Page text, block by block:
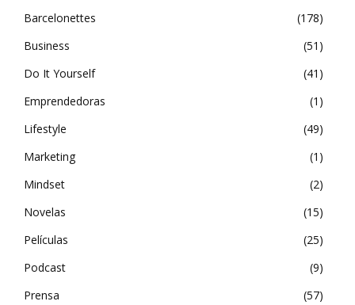
Barcelonettes
178
Business
51
Do It Yourself
41
Emprendedoras
1
Lifestyle
49
Marketing
1
Mindset
2
Novelas
15
Películas
25
Podcast
9
Prensa
57